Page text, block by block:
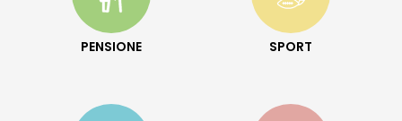
PENSIONE SPORT